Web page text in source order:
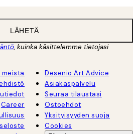
LÄHETÄ
, kuinka käsittelemme tietojasi
Career
Desenio Art Advice
Asiakaspalvelu
Seuraa tilaustasi
Ostoehdot
Yksityisyyden suoja
Cookies